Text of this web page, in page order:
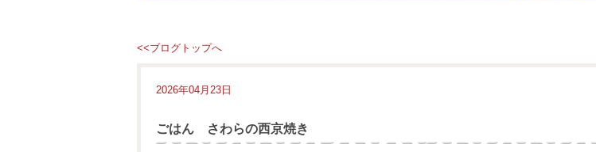
<<ブログトップへ
2026年04月23日
ごはん さわらの西京焼き